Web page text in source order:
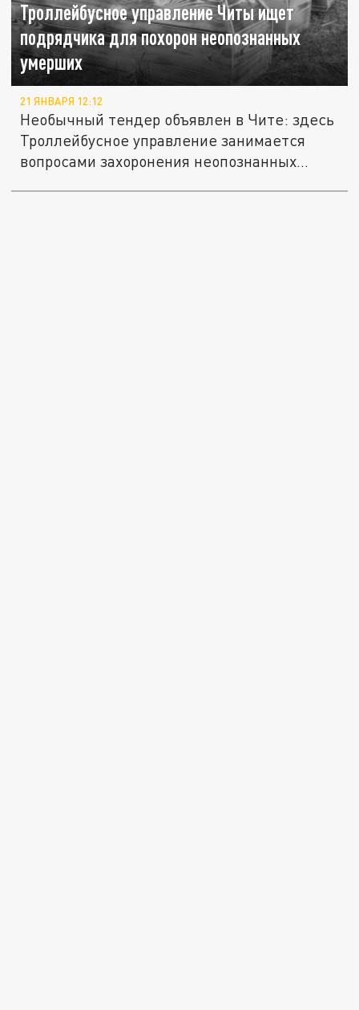
Троллейбусное управление Читы ищет
подрядчика для похорон неопознанных
умерших
21 ЯНВАРЯ 12:12
Необычный тендер объявлен в Чите: здесь
Троллейбусное управление занимается
вопросами захоронения неопознанных...